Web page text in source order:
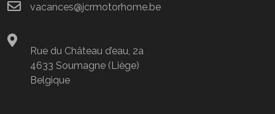
vacances@jcrmotorhome.be
Rue du Château d’eau, 2a
4633 Soumagne (Liège)
Belgique